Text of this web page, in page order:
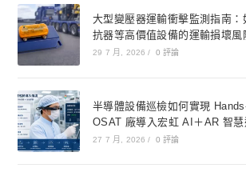
大型變壓器運輸衝擊監測指南
抗器等高價值設備的運輸損壞風
29 7 月, 2026 / 0 評論
半導體設備巡檢如何實現
OSAT 廠導入宏虹 AI＋AR 智慧
27 7 月, 2026 / 0 評論